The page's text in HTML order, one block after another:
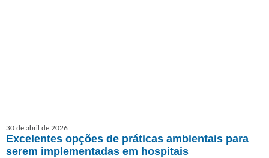
Excelentes opções de práticas ambientais para
serem implementadas em hospitais
30 de abril de 2026